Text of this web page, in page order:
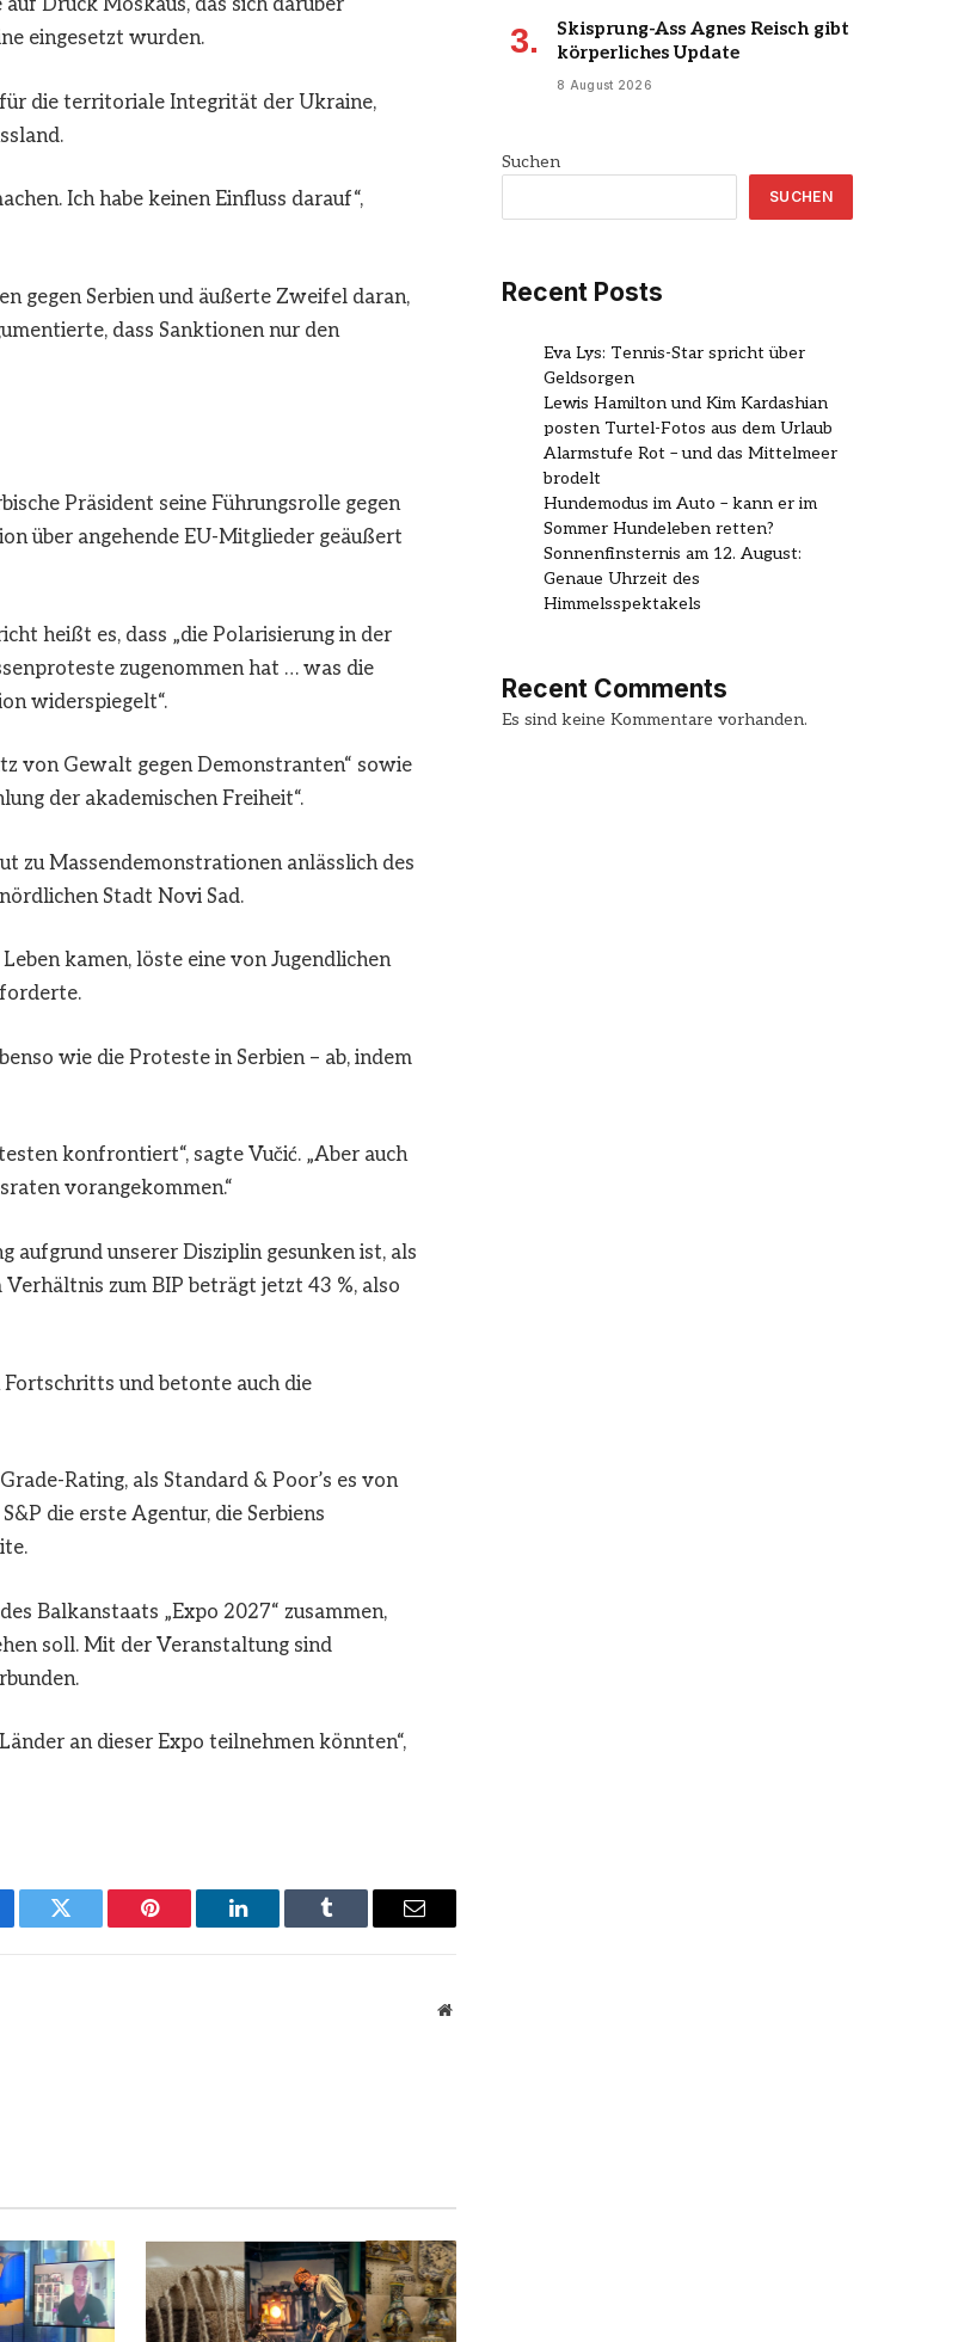
Druck Moskaus, das sich darüber
eingesetzt wurden.
die territoriale Integrität der Ukraine,
Ich habe keinen Einfluss darauf“,
gegen Serbien und äußerte Zweifel daran,
dass Sanktionen nur den
Präsident seine Führungsrolle gegen
über angehende EU-Mitglieder geäußert
heißt es, dass „die Polarisierung in der
zugenommen hat … was die
widerspiegelt“.
von Gewalt gegen Demonstranten“ sowie
der akademischen Freiheit“.
zu Massendemonstrationen anlässlich des
Stadt Novi Sad.
kamen, löste eine von Jugendlichen
wie die Proteste in Serbien – ab, indem
konfrontiert“, sagte Vučić. „Aber auch
vorangekommen.“
aufgrund unserer Disziplin gesunken ist, als
zum BIP beträgt jetzt 43 %, also
und betonte auch die
Rating, als Standard & Poor’s es von
die erste Agentur, die Serbiens
Balkanstaats „Expo 2027“ zusammen,
soll. Mit der Veranstaltung sind
an dieser Expo teilnehmen könnten“,
Twitter Pinterest LinkedIn Tumblr Email
Website
Skisprung-Ass Agnes Reisch gibt
körperliches Update
8 August 2026
Suchen
SUCHEN
Recent Posts
Eva Lys: Tennis-Star spricht über
Geldsorgen
Lewis Hamilton und Kim Kardashian
posten Turtel-Fotos aus dem Urlaub
Alarmstufe Rot – und das Mittelmeer
brodelt
Hundemodus im Auto – kann er im
Sommer Hundeleben retten?
Sonnenfinsternis am 12. August:
Genaue Uhrzeit des
Himmelsspektakels
Recent Comments
Es sind keine Kommentare vorhanden.